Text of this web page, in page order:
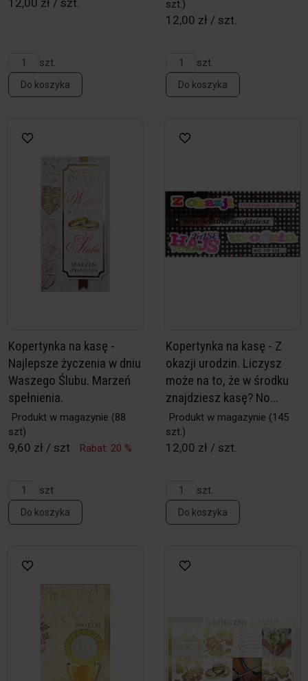
12,00 zł / szt.
szt.
Do koszyka
szt.)
12,00 zł / szt.
szt.
Do koszyka
Kopertynka na kasę -
Najlepsze życzenia w dniu
Waszego Ślubu. Marzeń
spełnienia.
Produkt w magazynie (88
szt)
9,60 zł / szt Rabat: 20 %
szt
Do koszyka
Kopertynka na kasę - Z
okazji urodzin. Liczysz
może na to, że w środku
znajdziesz kasę? No...
Produkt w magazynie (145
szt.)
12,00 zł / szt.
szt.
Do koszyka